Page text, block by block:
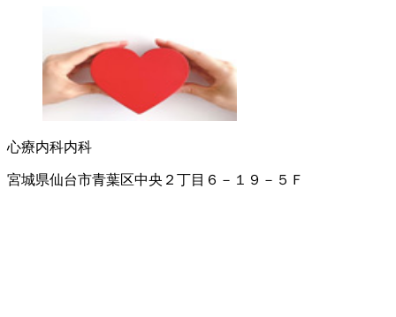
心療内科内科
宮城県仙台市青葉区中央２丁目６－１９－５Ｆ